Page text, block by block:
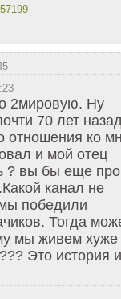
2мировую. Ну
70 лет
отношения ко
и мой отец
? вы бы еще про
канал не
победили
Тогда
мы живем хуже
Это история и